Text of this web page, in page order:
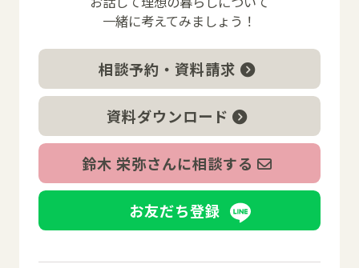
一緒に考えてみましょう！
相談予約・資料請求
資料ダウンロード
鈴木 栄弥さんに相談する
お友だち登録